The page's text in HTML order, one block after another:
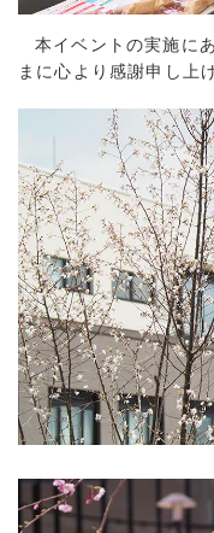
本イベントの実施に
まに心より感謝申し上